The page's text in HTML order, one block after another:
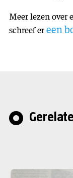
Meer lezen over
schreef ereen